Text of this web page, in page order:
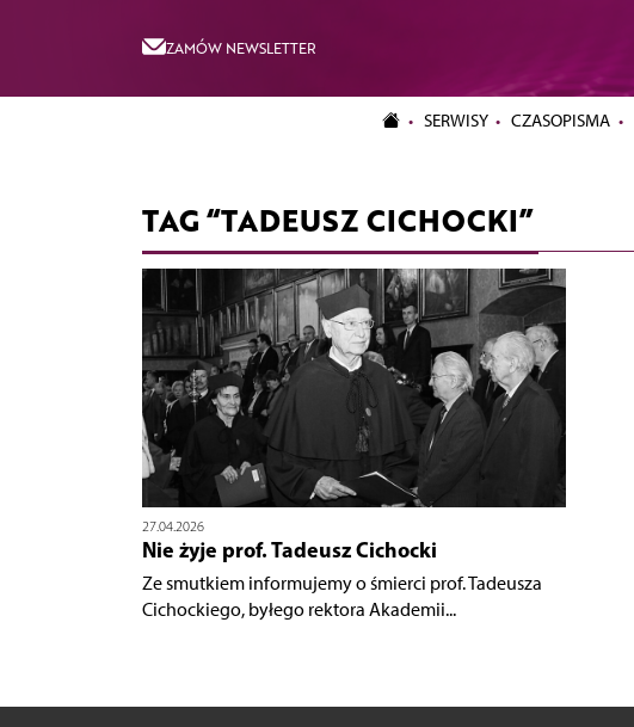
ZAMÓW NEWSLETTER
SERWISY CZASOPISMA
TAG “TADEUSZ CICHOCKI”
27.04.2026
Nie żyje prof. Tadeusz Cichocki
Ze smutkiem informujemy o śmierci prof. Tadeusza
Cichockiego, byłego rektora Akademii...